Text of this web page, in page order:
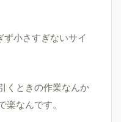
ず小さすぎないサイ
くときの作業なんか
楽なんです。